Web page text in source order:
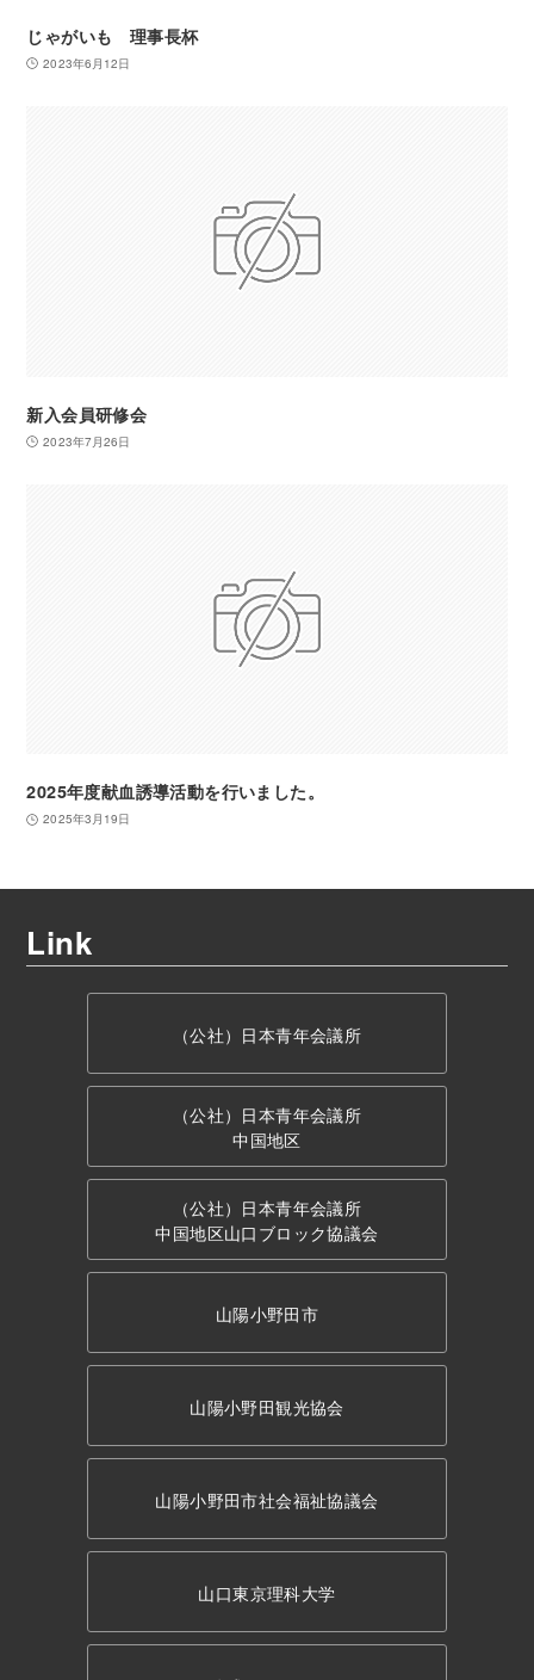
じゃがいも 理事長杯
2023年6月12日
新入会員研修会
2023年7月26日
2025年度献血誘導活動を行いました。
2025年3月19日
Link
（公社）日本青年会議所
（公社）日本青年会議所
中国地区
（公社）日本青年会議所
中国地区山口ブロック協議会
山陽小野田市
山陽小野田観光協会
山陽小野田市社会福祉協議会
山口東京理科大学